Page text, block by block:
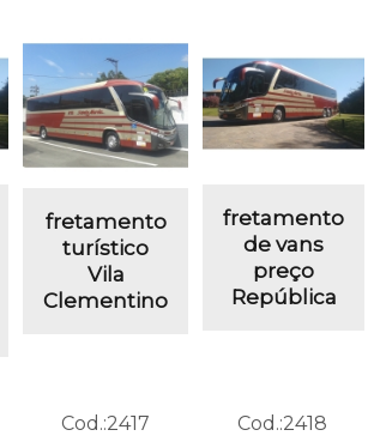
fretamento
turístico
Vila
Clementino
fretamento
de vans
preço
República
Cod.:2417 Cod.:2418